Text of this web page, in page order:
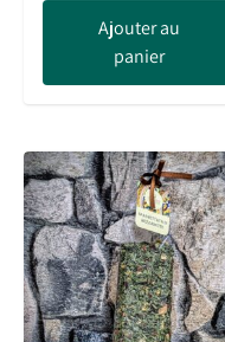
Ajouter au
panier